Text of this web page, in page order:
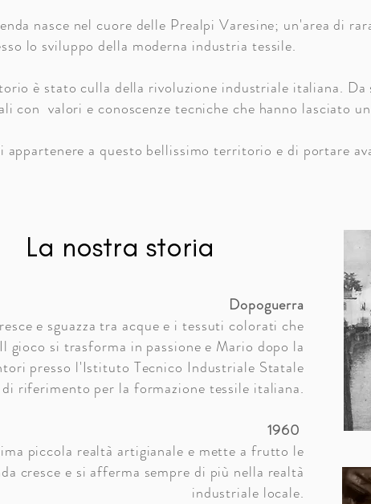
nasce nel cuore delle Prealpi Varesine; un'area di
lo sviluppo della moderna industria tessile.
è stato culla della rivoluzione industriale italiana.
con valori e conoscenze tecniche che hanno lasciato
appartenere a questo bellissimo territorio e di portare
La nostra storia
Dopoguerra
e sguazza tra acque e i tessuti colorati che
si trasforma in passione e Mario dopo la
presso l'Istituto Tecnico Industriale Statale
riferimento per la formazione tessile italiana.
1960
piccola realtà artigianale e mette a frutto le
cresce e si afferma sempre di più nella realtà
industriale locale.